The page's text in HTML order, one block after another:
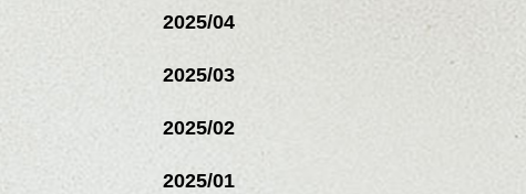
2025/04
2025/03
2025/02
2025/01